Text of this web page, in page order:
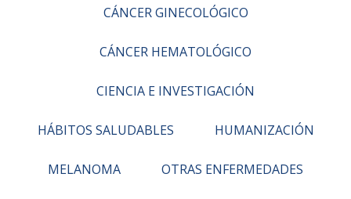
CÁNCER GINECOLÓGICO
CÁNCER HEMATOLÓGICO
CIENCIA E INVESTIGACIÓN
HÁBITOS SALUDABLES HUMANIZACIÓN
MELANOMA OTRAS ENFERMEDADES